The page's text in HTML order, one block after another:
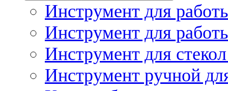
Инструмент для
Инструмент для
Инструмент для
Инструмент ручной